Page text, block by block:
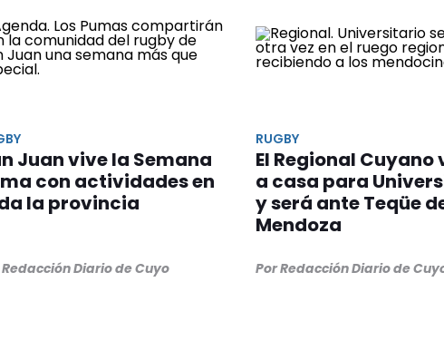
Juan vive la Semana
con actividades en
la provincia
Redacción Diario de Cuyo
RUGBY
El Regional Cuyano
a casa para
y será ante Teqüe
Mendoza
Por Redacción Diario de